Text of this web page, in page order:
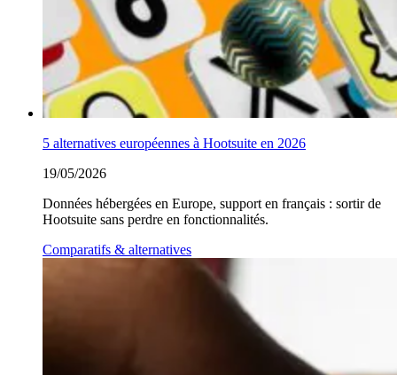
5 alternatives européennes à Hootsuite en 2026
19/05/2026
Données hébergées en Europe, support en français : sortir de
Hootsuite sans perdre en fonctionnalités.
Comparatifs & alternatives